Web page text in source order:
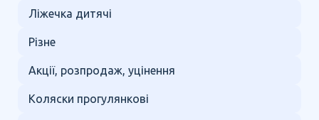
Ліжечка дитячі
Різне
Акції, розпродаж, уцінення
Коляски прогулянкові